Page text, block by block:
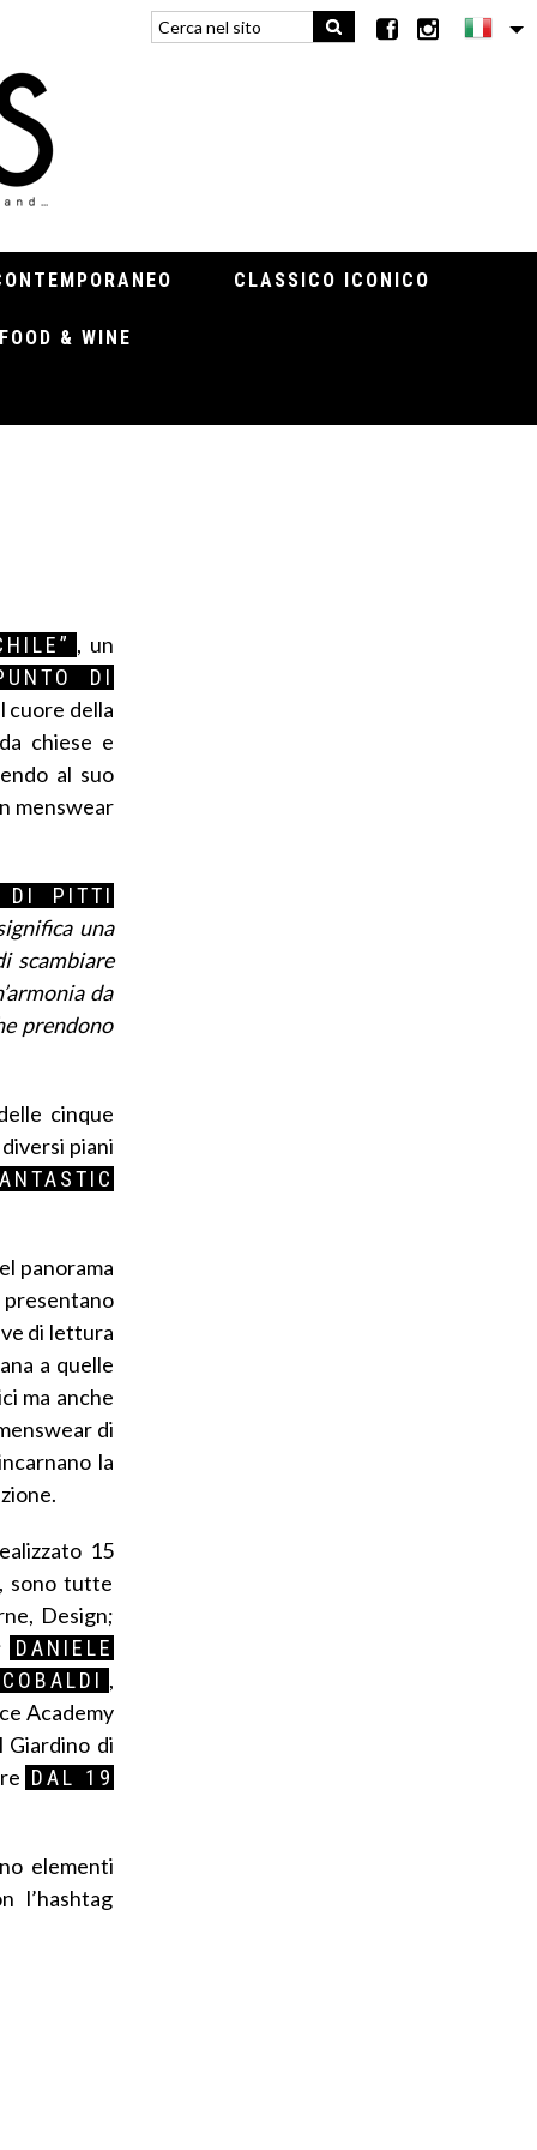
CLASSICO ICONICO
FOOD & WINE
, un
DI
cuore della
chiese e
al suo
menswear
DI PITTI
una
scambiare
da
prendono
cinque
piani
panorama
presentano
di lettura
a quelle
ma anche
di
la
15
sono tutte
Design;
DANIELE
,
Academy
Giardino di
DAL 19
elementi
l’hashtag